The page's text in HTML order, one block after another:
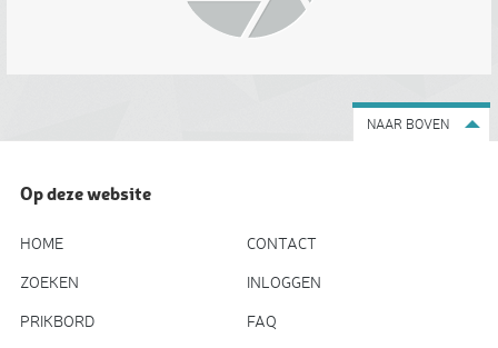
NAAR BOVEN
Op deze website
HOME CONTACT
ZOEKEN INLOGGEN
PRIKBORD FAQ